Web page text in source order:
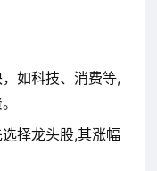
如科技、消费等,
择龙头股,其涨幅